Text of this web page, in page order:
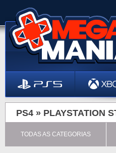
PS4 » PLAYSTATION
TODAS AS CATEGORIAS